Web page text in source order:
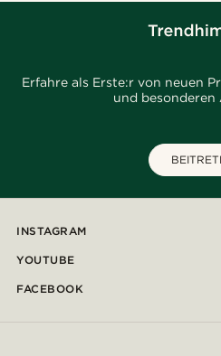
Erfahre als Erste:r von neuen
und besonderen
INSTAGRAM
YOUTUBE
FACEBOOK